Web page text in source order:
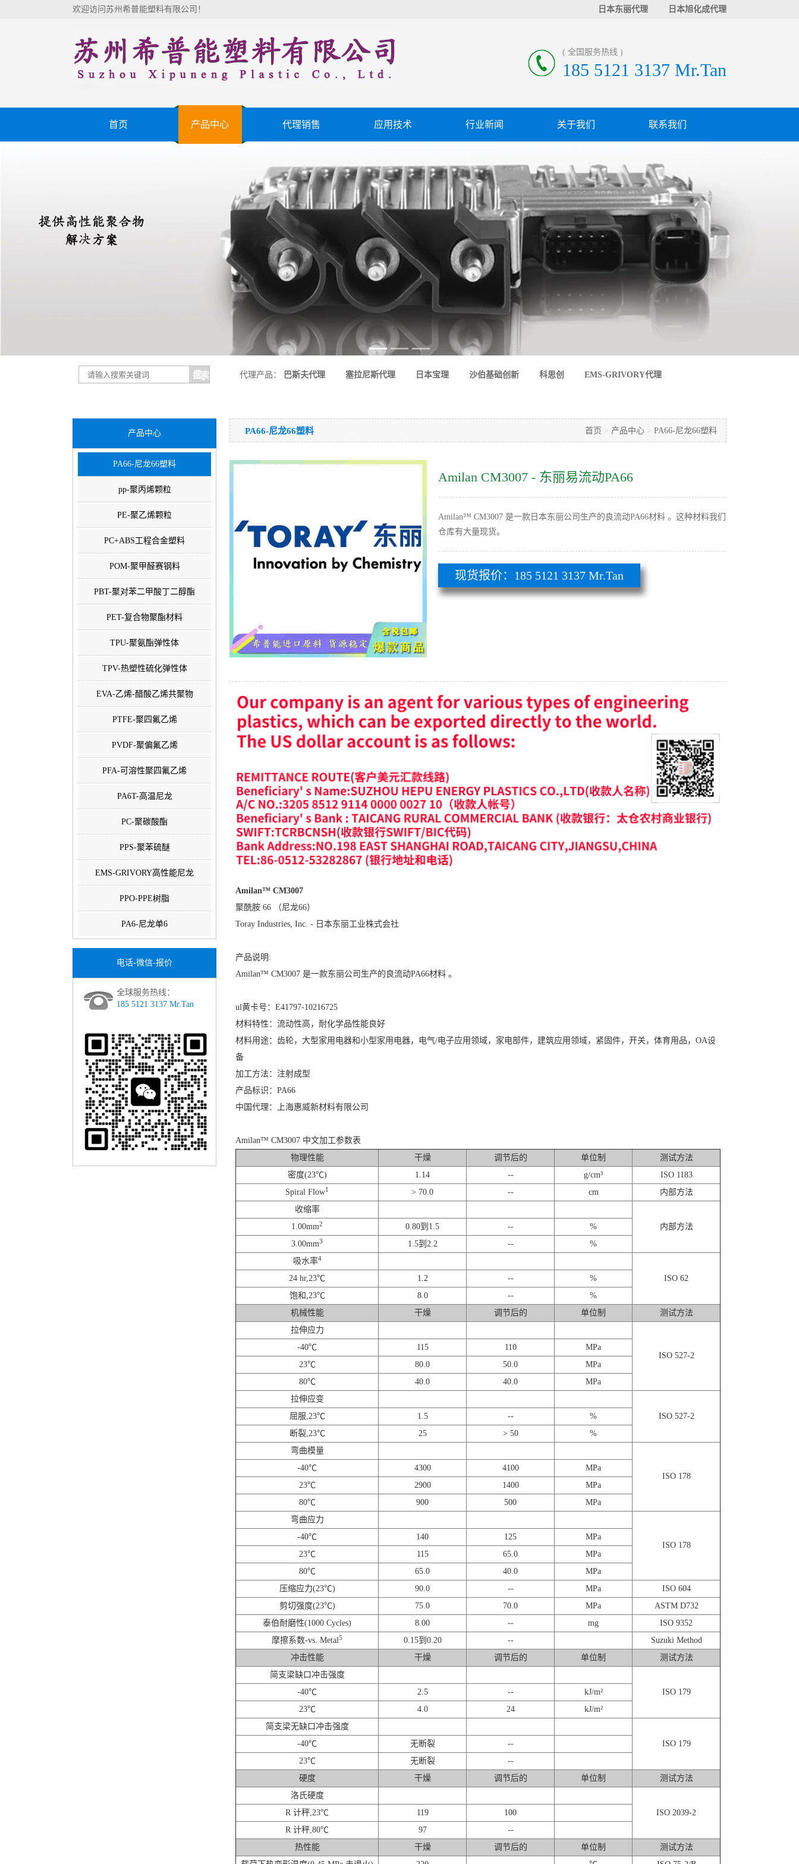
欢迎访问苏州希普能塑料有限公司！ 日本东丽代理 日本旭化成代理
( 全国服务热线 )
185 5121 3137 Mr.Tan
首页 产品中心 代理销售 应用技术 行业新闻 关于我们 联系我们
代理产品： 巴斯夫代理 塞拉尼斯代理 日本宝理 沙伯基础创新 科思创 EMS-GRIVORY代理
产品中心
PA66-尼龙66塑料
pp-聚丙烯颗粒
PE-聚乙烯颗粒
PC+ABS工程合金塑料
POM-聚甲醛赛钢料
PBT-聚对苯二甲酸丁二醇酯
PET-复合物聚酯材料
TPU-聚氨酯弹性体
TPV-热塑性硫化弹性体
EVA-乙烯-醋酸乙烯共聚物
PTFE-聚四氟乙烯
PVDF-聚偏氟乙烯
PFA-可溶性聚四氟乙烯
PA6T-高温尼龙
PC-聚碳酸酯
PPS-聚苯硫醚
EMS-GRIVORY高性能尼龙
PPO-PPE树脂
PA6-尼龙单6
电话-微信-报价
全球服务热线：
185 5121 3137 Mr.Tan
首页 > 产品中心 > PA66-尼龙66塑料
PA66-尼龙66塑料
Amilan CM3007 - 东丽易流动PA66
Amilan™ CM3007 是一款日本东丽公司生产的良流动PA66材料 。这种材料我们
仓库有大量现货。
现货报价：185 5121 3137 Mr.Tan
Amilan™ CM3007
聚酰胺 66 （尼龙66）
Toray Industries, Inc. - 日本东丽工业株式会社
产品说明:
Amilan™ CM3007 是一款东丽公司生产的良流动PA66材料 。
ul黄卡号：E41797-10216725
材料特性：流动性高，耐化学品性能良好
材料用途：齿轮，大型家用电器和小型家用电器，电气/电子应用领域，家电部件，建筑应用领域，紧固件，开关，体育用品，OA设
备
加工方法：注射成型
产品标识：PA66
中国代理：上海惠威新材料有限公司
Amilan™ CM3007 中文加工参数表
物理性能
干燥 调节后的 单位制
测试方法
密度(23℃)
1.14 -- g/cm³
ISO 1183
Spiral Flow1 > 70.0 -- cm
内部方法
收缩率
内部方法
1.00mm2 0.80到1.5 --
%
3.00mm3 1.5到2.2 --
%
吸水率4
ISO 62
24 hr,23℃ 1.2 --
%
饱和,23℃
8.0 --
%
机械性能
干燥 调节后的 单位制
测试方法
拉伸应力
ISO 527-2
-40℃ 115 110
MPa
23℃
80.0 50.0
MPa
80℃
40.0 40.0
MPa
拉伸应变
ISO 527-2
屈服,23℃ 1.5 --
%
断裂,23℃
25 > 50
%
弯曲模量
ISO 178
-40℃ 4300 4100
MPa
23℃
2900 1400
MPa
80℃
900 500
MPa
弯曲应力
ISO 178
-40℃ 140 125
MPa
23℃
115 65.0
MPa
80℃
65.0 40.0
MPa
压缩应力(23℃)
90.0 -- MPa
ISO 604
剪切强度(23℃)
75.0 70.0 MPa
ASTM D732
泰伯耐磨性(1000 Cycles)
8.00 -- mg
ISO 9352
摩擦系数-vs. Metal5 0.15到0.20 --
Suzuki Method
冲击性能
干燥 调节后的 单位制
测试方法
简支梁缺口冲击强度
ISO 179
-40℃ 2.5 --
kJ/m²
23℃
4.0 24
kJ/m²
简支梁无缺口冲击强度
ISO 179
-40℃ 无断裂
--
23℃
无断裂
--
硬度
干燥 调节后的 单位制
测试方法
洛氏硬度
ISO 2039-2
R 计秤,23℃ 119
100
R 计秤,80℃
97
--
热性能
干燥 调节后的 单位制
测试方法